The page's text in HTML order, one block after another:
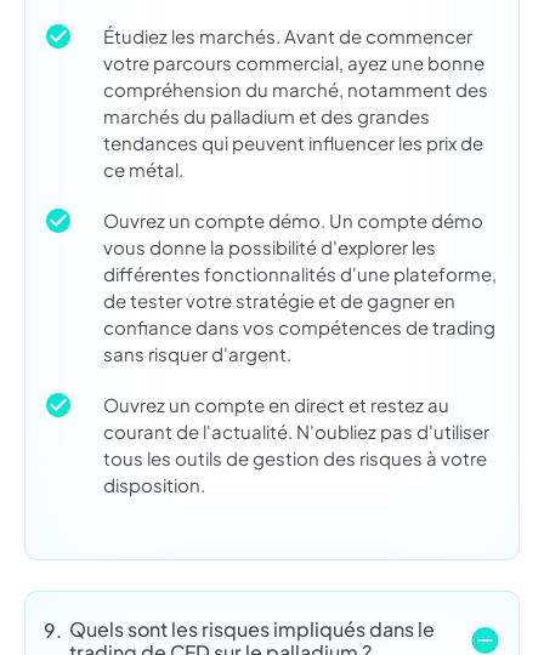
Étudiez les marchés. Avant de commencer
votre parcours commercial, ayez une bonne
compréhension du marché, notamment des
marchés du palladium et des grandes
tendances qui peuvent influencer les prix de
ce métal.
Ouvrez un compte démo. Un compte démo
vous donne la possibilité d'explorer les
différentes fonctionnalités d'une plateforme,
de tester votre stratégie et de gagner en
confiance dans vos compétences de trading
sans risquer d'argent.
Ouvrez un compte en direct et restez au
courant de l'actualité. N'oubliez pas d'utiliser
tous les outils de gestion des risques à votre
disposition.
9. Quels sont les risques impliqués dans le